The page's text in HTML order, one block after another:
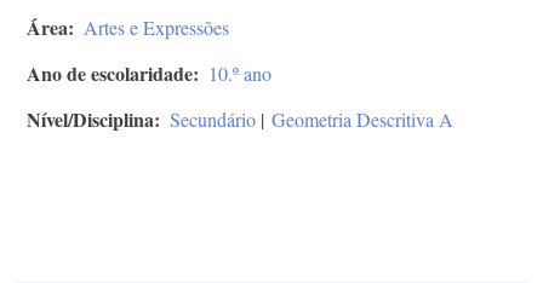
Área Artes e Expressões
Ano de escolaridade 10.º ano
Nível/Disciplina Secundário | Geometria Descritiva A